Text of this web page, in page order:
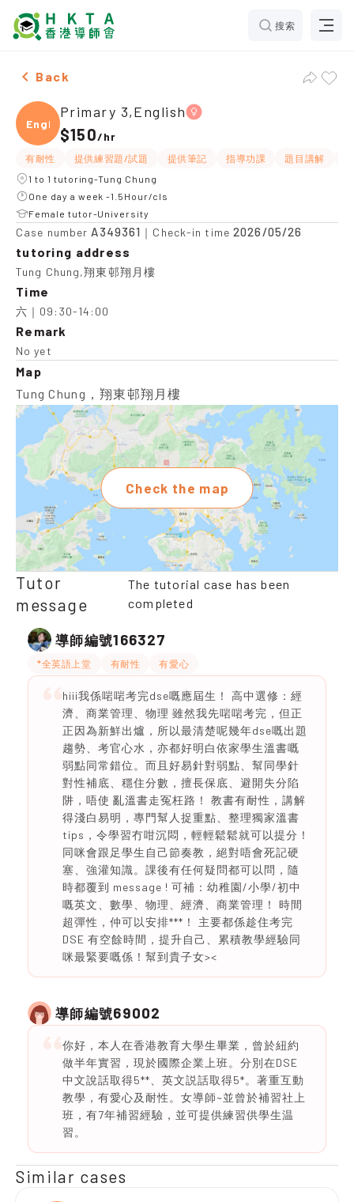
搜索
Female Primary 3,English，Tung Chung Tuition
Back
Engli
Primary 3,English
$150/hr
有耐性 提供練習題/試題 提供筆記 指導功課 題目講解
1 to 1 tutoring-Tung Chung
One day a week -1.5Hour/cls
Female tutor-University
Case number A349361 ｜Check-in time2026/05/26
tutoring address
Tung Chung,翔東邨翔月樓
Time
六｜09:30-14:00
Remark
No yet
Map
Tung Chung，翔東邨翔月樓
Check the map
Tutor
message
The tutorial case has been
completed
導師編號166327
*全英語上堂 有耐性 有愛心
hiii我係啱啱考完dse嘅應屆生！ 高中選修：經
濟、商業管理、物理 雖然我先啱啱考完，但正
正因為新鮮出爐，所以最清楚呢幾年dse嘅出題
趨勢、考官心水，亦都好明白依家學生溫書嘅
弱點同常錯位。而且好易針對弱點、幫同學針
對性補底、穩住分數，擅長保底、避開失分陷
阱，唔使 亂溫書走冤枉路！ 教書有耐性，講解
得淺白易明，專門幫人捉重點、整理獨家溫書
tips，令學習冇咁沉悶，輕輕鬆鬆就可以提分！
同咪會跟足學生自己節奏教，絕對唔會死記硬
塞、強灌知識。課後有任何疑問都可以問，隨
時都覆到 message ! 可補：幼稚園/小學/初中
嘅英文、數學、物理、經濟、商業管理！ 時間
超彈性，仲可以安排***！ 主要都係趁住考完
DSE 有空餘時間，提升自己、累積教學經驗同
咪最緊要嘅係！幫到貴子女><
導師編號69002
你好，本人在香港教育大學生畢業，曾於紐約
做半年實習，現於國際企業上班。分別在DSE
中文說話取得5**、英文説話取得5*。著重互動
教學，有愛心及耐性。女導師~並曾於補習社上
班，有7年補習經驗，並可提供練習供學生温
習。
Similar cases